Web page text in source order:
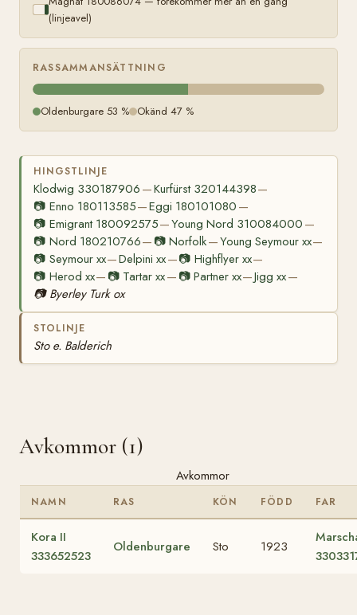
(linjeavel)
RASSAMMANSÄTTNING
Oldenburgare 53 % Okänd 47 %
HINGSTLINJE
Klodwig 330187906 —Kurfürst 320144398—
📷 Enno 180113585—Eggi 180101080 —
📷 Emigrant 180092575—Young Nord 310084000 —
📷 Nord 180210766— 📷Norfolk—Young Seymour xx—
📷 Seymour xx—Delpini xx—📷 Highflyer xx—
📷 Herod xx— 📷 Tartar xx— 📷 Partner xx—Jigg xx—
📷 Byerley Turk ox
STOLINJE
Sto e. Balderich
Avkommor (1)
Avkommor
NAMN RAS KÖN FÖDD FAR
Kora II
333652523
Oldenburgare Sto 1923